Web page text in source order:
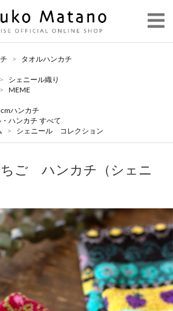
>
タオルハンカチ
>
シェニール織り
>
MEME
ハンカチ
・ハンカチ すべて
> シェニール コレクション
ご ハンカチ（シェニ